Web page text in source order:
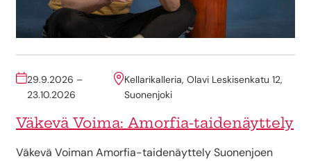
29.9.2026 –
23.10.2026
Kellarikalleria, Olavi Leskisenkatu 12,
Suonenjoki
Väkevä Voima: Amorfia-taidenäyttely
Väkevä Voiman Amorfia-taidenäyttely Suonenjoen